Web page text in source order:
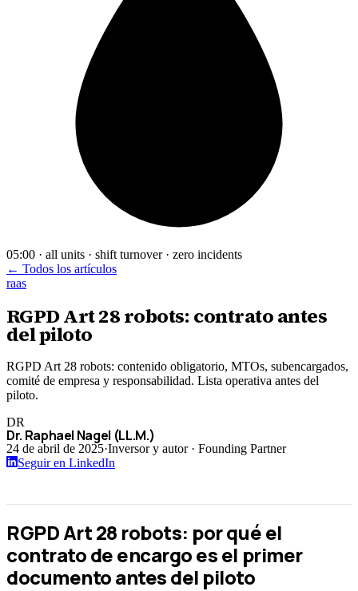
05:00 · all units · shift turnover · zero incidents
← Todos los artículos
raas
RGPD Art 28 robots: contrato antes
del piloto
RGPD Art 28 robots: contenido obligatorio, MTOs, subencargados,
comité de empresa y responsabilidad. Lista operativa antes del
piloto.
DR
Dr. Raphael Nagel (LL.M.)
24 de abril de 2025·Inversor y autor · Founding Partner
Seguir en LinkedIn
RGPD Art 28 robots: por qué el
contrato de encargo es el primer
documento antes del piloto